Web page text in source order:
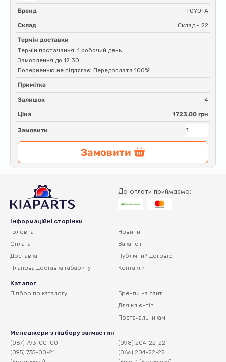
Бренд TOYOTA
Склад Склад - 22
Термін доставки
Термін постачання: 1 робочий день
Замовлення до 12:30
Поверненню не підлягає! Передоплата 100%!
Примітка
Залишок 4
Ціна 1723.00 грн
Замовити
Замовити
До оплати приймаємо:
Інформаційні сторінки
Головна
Оплата
Доставка
Планова доставка габариту
Новини
Вакансії
Публічний договір
Контакти
Каталог
Підбор по каталогу
Бренди на сайті
Для клієнтів
Постачальникам
Менеджери з підбору запчастин
(067) 793-00-00
(095) 735-00-21
(098) 204-22-22
(066) 204-22-22